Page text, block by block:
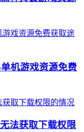
机游戏资源免费
法获取下载权限